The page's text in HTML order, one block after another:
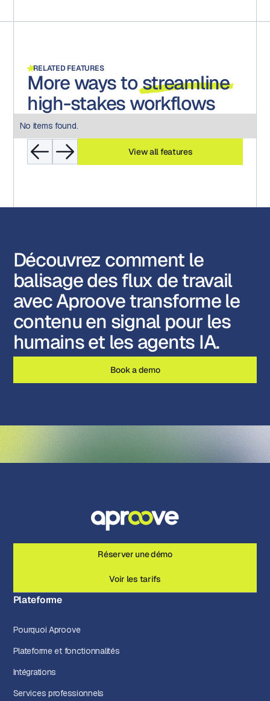
RELATED FEATURES
More ways tostreamline
high-stakes workflows
No items found.
View all features
Découvrez comment le
balisage des flux de travail
avec Aproove transforme le
contenu en signal pour les
humains et les agents IA.
Book a demo
Réserver une démo
Voir les tarifs
Plateforme
Pourquoi Aproove
Plateforme et fonctionnalités
Intégrations
Services professionnels